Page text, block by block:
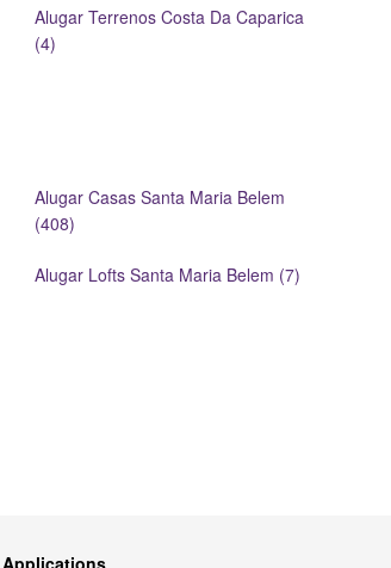
Alugar Terrenos Costa Da Caparica
(4)
Alugar Casas Santa Maria Belem
(408)
Alugar Lofts Santa Maria Belem (7)
Applications